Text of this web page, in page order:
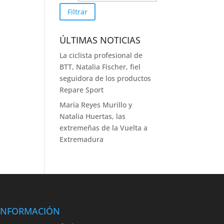
Filtrar
ÚLTIMAS NOTICIAS
La ciclista profesional de
BTT, Natalia Fischer, fiel
seguidora de los productos
Repare Sport
María Reyes Murillo y
Natalia Huertas, las
extremeñas de la Vuelta a
Extremadura